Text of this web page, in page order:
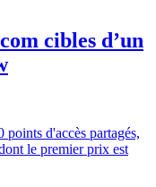
cibles d’un
d'accès partagés,
le premier prix est